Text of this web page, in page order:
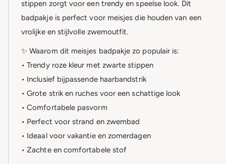
stippen zorgt voor een trendy en speelse look. Dit
badpakje is perfect voor meisjes die houden van een
vrolijke en stijlvolle zwemoutfit.
✨ Waarom dit meisjes badpakje zo populair is:
• Trendy roze kleur met zwarte stippen
• Inclusief bijpassende haarbandstrik
• Grote strik en ruches voor een schattige look
• Comfortabele pasvorm
• Perfect voor strand en zwembad
• Ideaal voor vakantie en zomerdagen
• Zachte en comfortabele stof